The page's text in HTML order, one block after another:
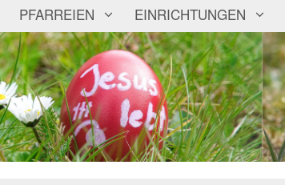
PFARREIEN EINRICHTUNGEN